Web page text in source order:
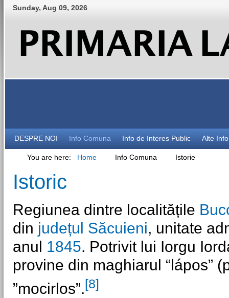
Sunday, Aug 09, 2026
DESPRE NOI Info Comuna Info de Interes Public Alte
You are here: Home Info Comuna Istorie
Istoric
Regiunea dintre localitățile
din județul Săcuieni, unitate
anul 1845. Potrivit lui Iorgu
provine din maghiarul “lápos”
”mocirlos”.[8]